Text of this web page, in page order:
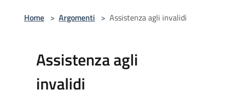
Home > Argomenti > Assistenza agli invalidi
Assistenza agli
invalidi